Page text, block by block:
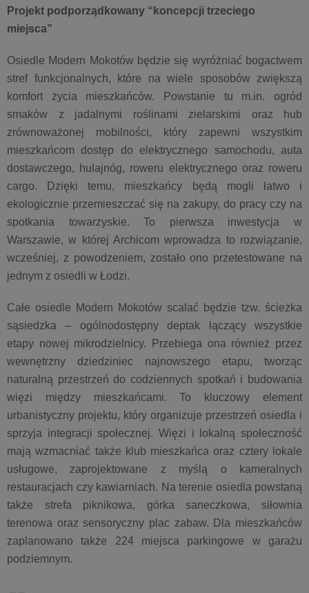
Projekt podporządkowany “koncepcji trzeciego
miejsca”
Osiedle Modern Mokotów będzie się wyróżniać bogactwem
stref funkcjonalnych, które na wiele sposobów zwiększą
komfort życia mieszkańców. Powstanie tu m.in. ogród
smaków z jadalnymi roślinami zielarskimi oraz hub
zrównoważonej mobilności, który zapewni wszystkim
mieszkańcom dostęp do elektrycznego samochodu, auta
dostawczego, hulajnóg, roweru elektrycznego oraz roweru
cargo. Dzięki temu, mieszkańcy będą mogli łatwo i
ekologicznie przemieszczać się na zakupy, do pracy czy na
spotkania towarzyskie. To pierwsza inwestycja w
Warszawie, w której Archicom wprowadza to rozwiązanie,
wcześniej, z powodzeniem, zostało ono przetestowane na
jednym z osiedli w Łodzi.
Całe osiedle Modern Mokotów scalać będzie tzw. ścieżka
sąsiedzka – ogólnodostępny deptak łączący wszystkie
etapy nowej mikrodzielnicy. Przebiega ona również przez
wewnętrzny dziedziniec najnowszego etapu, tworząc
naturalną przestrzeń do codziennych spotkań i budowania
więzi między mieszkańcami. To kluczowy element
urbanistyczny projektu, który organizuje przestrzeń osiedla i
sprzyja integracji społecznej. Więzi i lokalną społeczność
mają wzmacniać także klub mieszkańca oraz cztery lokale
usługowe, zaprojektowane z myślą o kameralnych
restauracjach czy kawiarniach. Na terenie osiedla powstaną
także strefa piknikowa, górka saneczkowa, siłownia
terenowa oraz sensoryczny plac zabaw. Dla mieszkańców
zaplanowano także 224 miejsca parkingowe w garażu
podziemnym.